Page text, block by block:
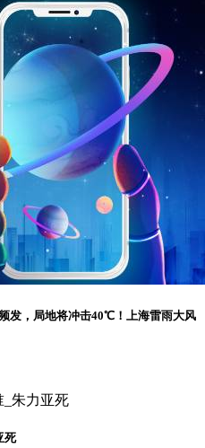
发，局地将冲击40℃！上海雷雨大风
死